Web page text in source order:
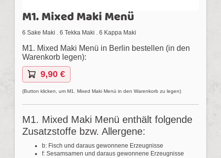
M1. Mixed Maki Menü
6 Sake Maki . 6 Tekka Maki . 6 Kappa Maki
M1. Mixed Maki Menü in Berlin bestellen (in den
Warenkorb legen):
9,90 €
(Button klicken, um M1. Mixed Maki Menü in den Warenkorb zu legen)
M1. Mixed Maki Menü enthält folgende
Zusatzstoffe bzw. Allergene:
b: Fisch und daraus gewonnene Erzeugnisse
f: Sesamsamen und daraus gewonnene Erzeugnisse